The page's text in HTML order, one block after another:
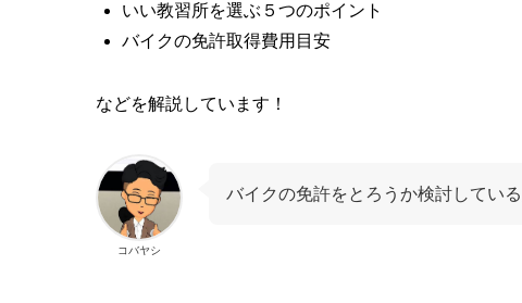
いい教習所を選ぶ５つのポイント
バイクの免許取得費用目安
などを解説しています！
コバヤシ
バイクの免許をとろうか検討してい